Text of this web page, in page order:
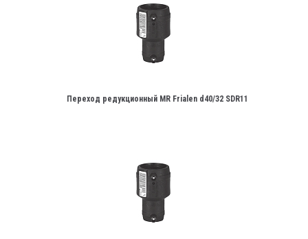
Переход редукционный MR Frialen d40/32 SDR11